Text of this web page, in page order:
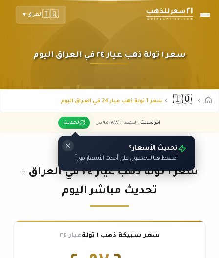
🇮🇶العراق ▼
سعر ١ تولة ذهب عيار ٢٤ في العراق اليوم
🇮🇶 سعر 1 تولة ذهب عيار 24 في العراق اليوم
آخر تحديث : الجمعة ٠٧ /٠٨/٢٠٢٦ - ٠٩:٠٥ ص تحديث
تحديث الأسعار؟
اضغط هنا للحصول على أحدث الأسعار فوراً
سعر ١ تولة ذهب عيار ٢٤ في العراق -
تحديث مباشر اليوم
سعر سبيكة ذهب ١ تولة عيار ٢٤